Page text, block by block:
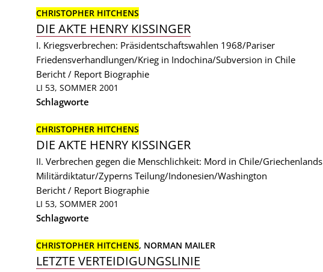
CHRISTOPHER HITCHENS
DIE AKTE HENRY KISSINGER
I. Kriegsverbrechen: Präsidentschaftswahlen 1968/Pariser
Friedensverhandlungen/Krieg in Indochina/Subversion in Chile
Bericht / Report Biographie
LI 53, SOMMER 2001
Schlagworte
CHRISTOPHER HITCHENS
DIE AKTE HENRY KISSINGER
II. Verbrechen gegen die Menschlichkeit: Mord in Chile/Griechenlands
Militärdiktatur/Zyperns Teilung/Indonesien/Washington
Bericht / Report Biographie
LI 53, SOMMER 2001
Schlagworte
CHRISTOPHER HITCHENS, NORMAN MAILER
LETZTE VERTEIDIGUNGSLINIE